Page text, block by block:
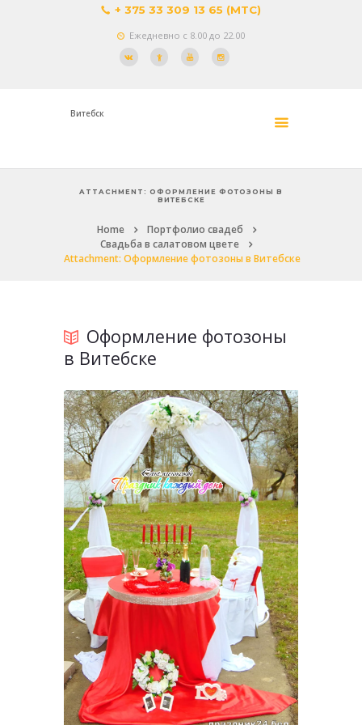
+ 375 33 309 13 65 (МТС)
Ежедневно с 8.00 до 22.00
Витебск
ATTACHMENT: ОФОРМЛЕНИЕ ФОТОЗОНЫ В
ВИТЕБСКЕ
Home
Портфолио свадеб
Свадьба в салатовом цвете
Attachment: Оформление фотозоны в Витебске
Оформление фотозоны
в Витебске